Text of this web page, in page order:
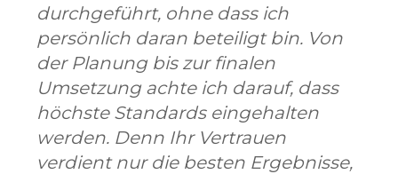
durchgeführt, ohne dass ich
persönlich daran beteiligt bin. Von
der Planung bis zur finalen
Umsetzung achte ich darauf, dass
höchste Standards eingehalten
werden. Denn Ihr Vertrauen
verdient nur die besten Ergebnisse,